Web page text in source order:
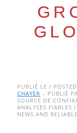
Main
to
content
PUBLIÉ LE /
CHAYER – PUBLIÉ
SOURCE DE
ANALYSES FIABLES
NEWS AND